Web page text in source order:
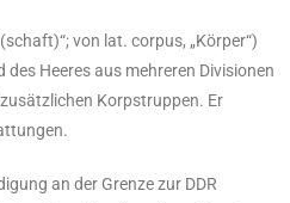
von lat. corpus, „Körper“)
Heeres aus mehreren Divisionen
Korpstruppen. Er
an der Grenze zur DDR